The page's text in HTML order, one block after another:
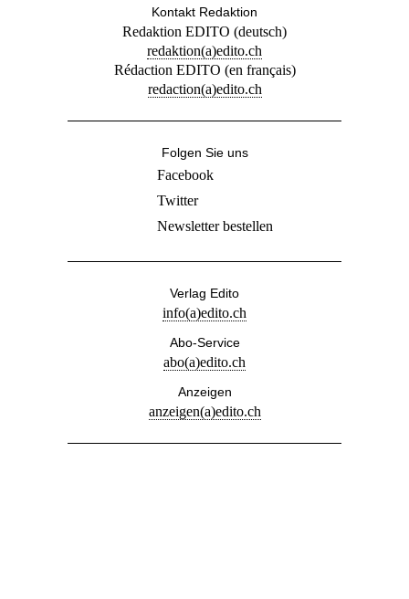
Kontakt Redaktion
Redaktion EDITO (deutsch)
redaktion(a)edito.ch
Rédaction EDITO (en français)
redaction(a)edito.ch
Folgen Sie uns
Facebook
Twitter
Newsletter bestellen
Verlag Edito
info(a)edito.ch
Abo-Service
abo(a)edito.ch
Anzeigen
anzeigen(a)edito.ch